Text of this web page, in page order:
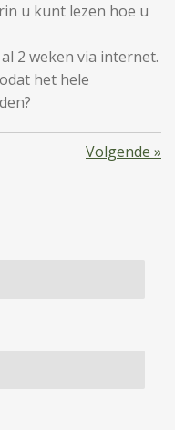
u kunt lezen hoe u
2 weken via internet.
het hele
Volgende »